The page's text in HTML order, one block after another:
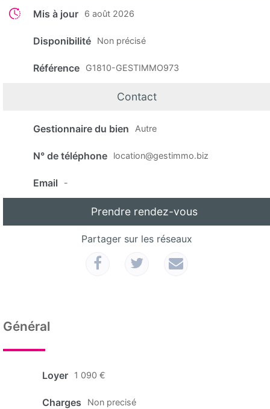
Mis à jour 6 août 2026
Disponibilité Non précisé
Référence G1810-GESTIMMO973
Contact
Gestionnaire du bien Autre
N° de téléphone location@gestimmo.biz
Email -
Prendre rendez-vous
Partager sur les réseaux
Général
Loyer 1 090 €
Charges Non precisé